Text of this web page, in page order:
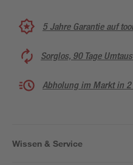
5 Jahre Garantie auf
Sorglos, 90 Tage
Abholung im Markt in 2
Wissen & Service